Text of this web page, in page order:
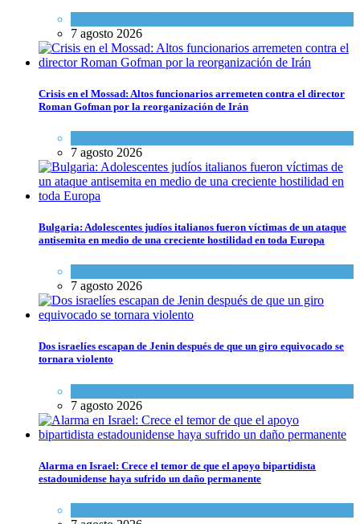
7 agosto 2026
Crisis en el Mossad: Altos funcionarios arremeten contra el director
Roman Gofman por la reorganización de Irán
7 agosto 2026
Bulgaria: Adolescentes judíos italianos fueron víctimas de un ataque
antisemita en medio de una creciente hostilidad en toda Europa
7 agosto 2026
Dos israelíes escapan de Jenin después de que un giro equivocado se
tornara violento
7 agosto 2026
Alarma en Israel: Crece el temor de que el apoyo bipartidista
estadounidense haya sufrido un daño permanente